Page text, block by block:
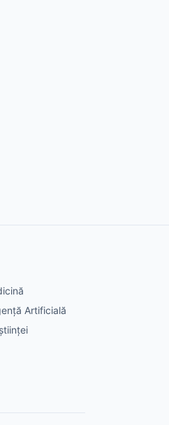
Artificială